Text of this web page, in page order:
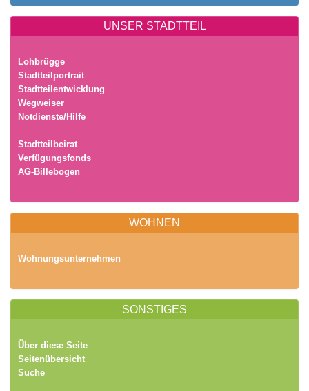
UNSER STADTTEIL
Lohbrügge
Stadtteilportrait
Stadtteilentwicklung
Wegweiser
Notdienste/Hilfe
Stadtteilbeirat
Verfügungsfonds
AG-Billebogen
WOHNEN
Wohnungsunternehmen
SONSTIGES
Über diese Seite
Seitenübersicht
Suche